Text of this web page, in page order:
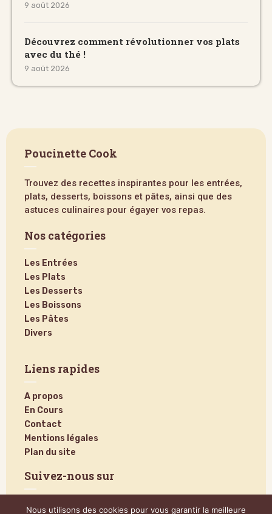
9 août 2026
Découvrez comment révolutionner vos plats
avec du thé !
9 août 2026
Poucinette Cook
Trouvez des recettes inspirantes pour les entrées,
plats, desserts, boissons et pâtes, ainsi que des
astuces culinaires pour égayer vos repas.
Nos catégories
Les Entrées
Les Plats
Les Desserts
Les Boissons
Les Pâtes
Divers
Liens rapides
A propos
En Cours
Contact
Mentions légales
Plan du site
Suivez-nous sur
Nous utilisons des cookies pour vous garantir la meilleure